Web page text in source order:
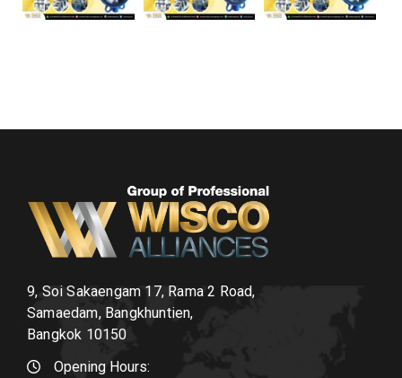
9, Soi Sakaengam 17, Rama 2 Road,
Samaedam, Bangkhuntien,
Bangkok 10150
Opening Hours: